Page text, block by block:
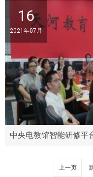
16
2021年07月
上一页